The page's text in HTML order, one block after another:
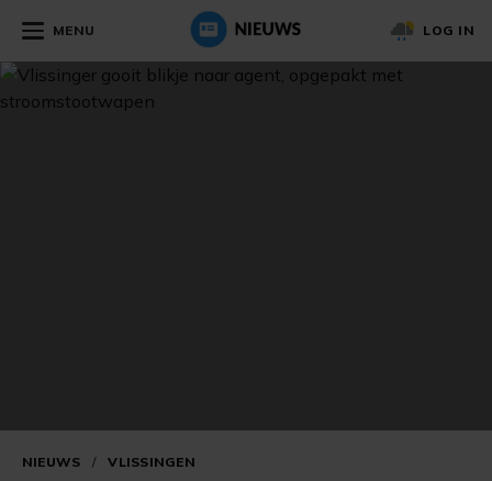
MENU LOG IN
NIEUWS / VLISSINGEN